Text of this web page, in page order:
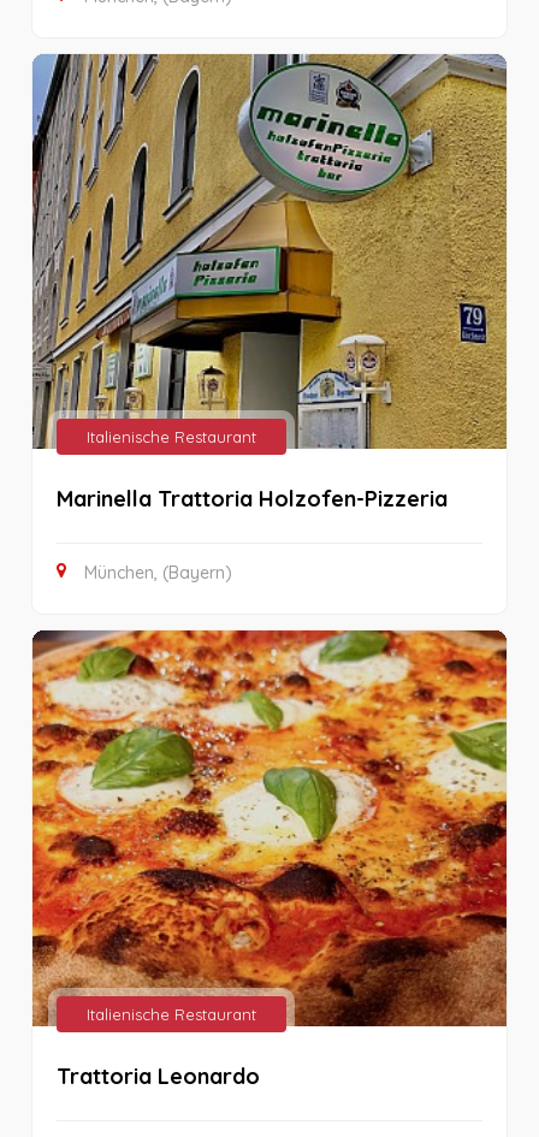
Italienische Restaurant
Marinella Trattoria Holzofen-Pizzeria
München, (Bayern)
Italienische Restaurant
Trattoria Leonardo